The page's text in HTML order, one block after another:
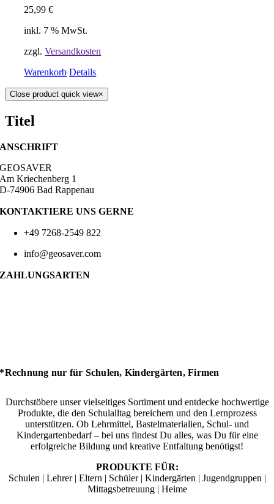
25,99€
inkl. 7 % MwSt.
zzgl.Versandkosten
Warenkorb Details
Close product quick view×
Titel
ANSCHRIFT
GEOSAVER
Am Kriechenberg 1
D-74906 Bad Rappenau
KONTAKTIERE UNS GERNE
+49 7268-2549 822
info@geosaver.com
ZAHLUNGSARTEN
*Rechnung nur für Schulen, Kindergärten, Firmen
Durchstöbere unser vielseitiges Sortiment und entdecke hochwertige
Produkte, die den Schulalltag bereichern und den Lernprozess
unterstützen. Ob Lehrmittel, Bastelmaterialien, Schul- und
Kindergartenbedarf – bei uns findest Du alles, was Du für eine
erfolgreiche Bildung und kreative Entfaltung benötigst!
PRODUKTE FÜR:
Schulen | Lehrer | Eltern | Schüler | Kindergärten | Jugendgruppen |
Mittagsbetreuung | Heime